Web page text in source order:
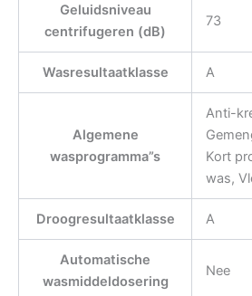
Geluidsniveau
centrifugeren (dB)
73
Wasresultaatklasse A
Algemene
wasprogramma”s
Anti-
Kort
was,
Droogresultaatklasse A
Automatische
wasmiddeldosering
Nee